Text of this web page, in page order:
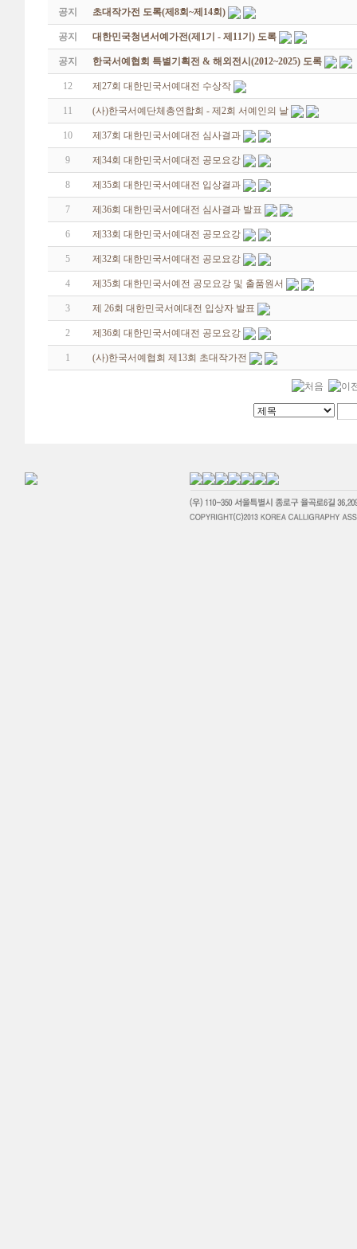
공지 초대작가전 도록(제8회~제14회)
공지 대한민국청년서예가전(제1기 - 제11기) 도록
공지 한국서예협회 특별기획전 & 해외전시(2012~2025) 도록
12 제27회 대한민국서예대전 수상작
11 (사)한국서예단체총연합회 - 제2회 서예인의 날
10 제37회 대한민국서예대전 심사결과
9 제34회 대한민국서예대전 공모요강
8 제35회 대한민국서예대전 입상결과
7 제36회 대한민국서예대전 심사결과 발표
6 제33회 대한민국서예대전 공모요강
5 제32회 대한민국서예대전 공모요강
4 제35회 대한민국서예전 공모요강 및 출품원서
3 제 26회 대한민국서예대전 입상자 발표
2 제36회 대한민국서예대전 공모요강
1 (사)한국서예협회 제13회 초대작가전